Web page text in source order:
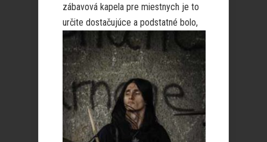
zábavová kapela pre miestnych je to
určite dostačujúce a podstatné bolo,